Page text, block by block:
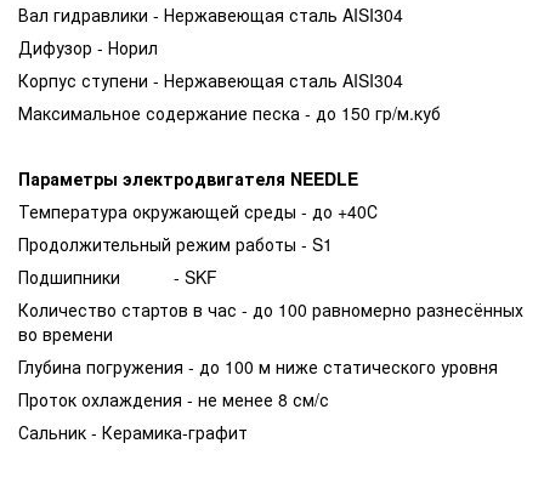
Вал гидравлики - Нержавеющая сталь AISI304
Дифузор - Норил
Корпус ступени - Нержавеющая сталь AISI304
Максимальное содержание песка - до 150 гр/м.куб
Параметры электродвигателя NEEDLE
Температура окружающей среды - до +40С
Продолжительный режим работы - S1
Подшипники - SKF
Количество стартов в час - до 100 равномерно разнесённых
во времени
Глубина погружения - до 100 м ниже статического уровня
Проток охлаждения - не менее 8 см/с
Сальник - Керамика-графит